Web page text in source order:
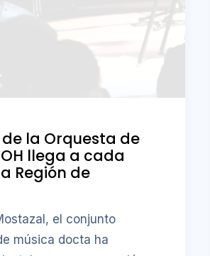
la Orquesta de
llega a cada
Región de
el conjunto
música docta ha